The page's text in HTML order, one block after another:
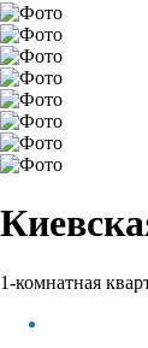
1-комнатная